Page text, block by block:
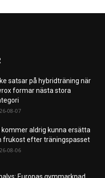
satsar på hybridträning när
formar nästa stora
08-07
kommer aldrig kunna ersätta
frukost efter träningspasset
08-06